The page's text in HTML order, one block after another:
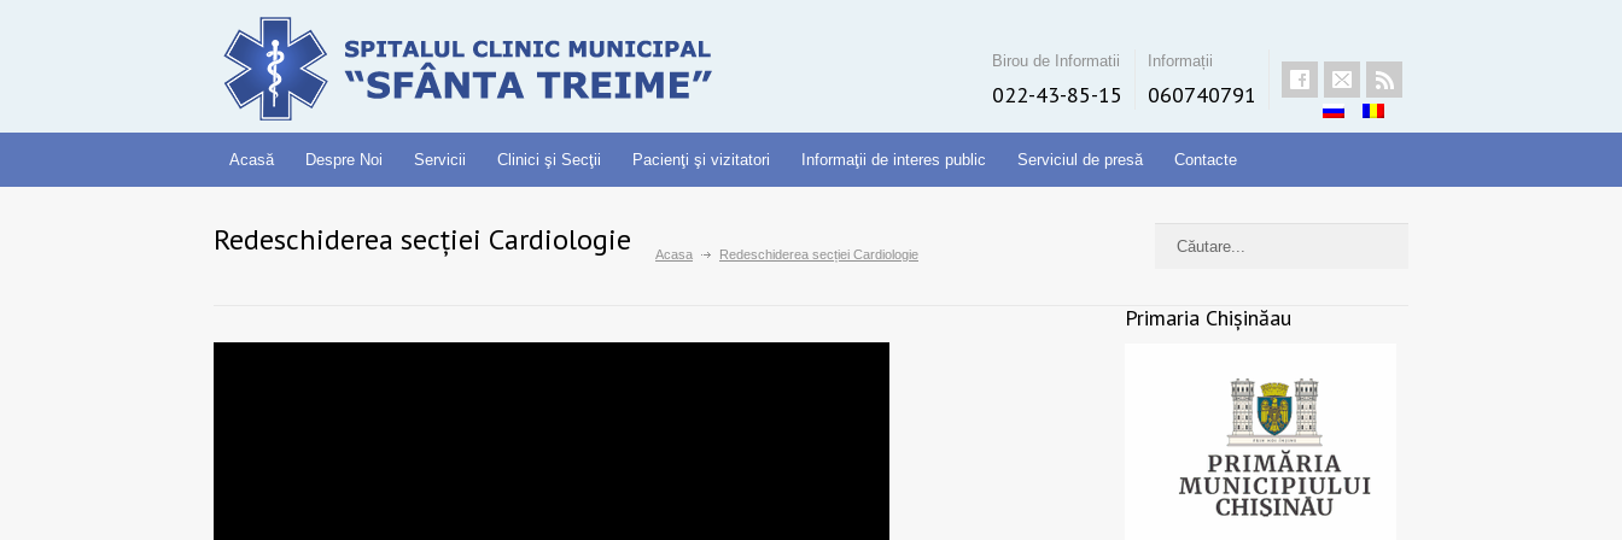
Birou de Informatii
022-43-85-15
Informații
060740791
Acasă Despre Noi Servicii Clinici şi Secţii Pacienţi şi vizitatori Informaţii de interes public Serviciul de presă Contacte
Redeschiderea secției Cardiologie Acasa Redeschiderea secției Cardiologie
Primaria Chișinăau